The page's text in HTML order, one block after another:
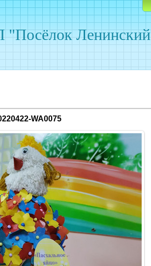
Ленинский
WA0075